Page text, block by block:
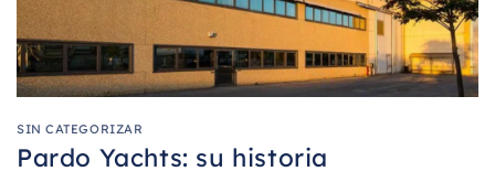
SIN CATEGORIZAR
Pardo Yachts: su historia